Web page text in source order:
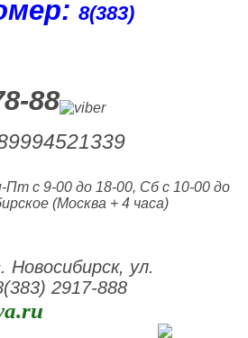
8(383)
88
Пт с 9-00 до 18-00, Сб с 10-00 до
(Москва + 4 часа)
Новосибирск, ул.
2917-888